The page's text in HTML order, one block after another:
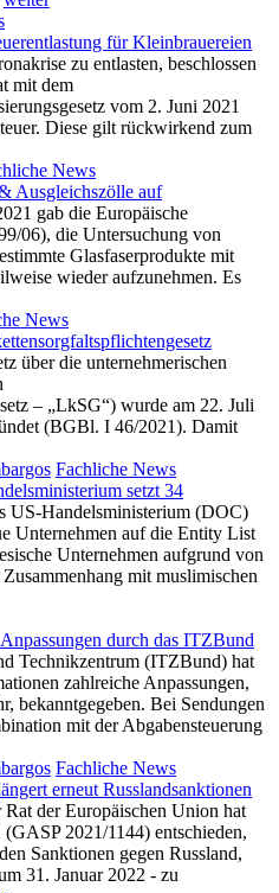
für Kleinbrauereien
zu entlasten, beschlossen
mit dem
vom 2. Juni 2021
Diese gilt rückwirkend zum
News
Ausgleichszölle auf
gab die Europäische
06), die Untersuchung von
Glasfaserprodukte mit
wieder aufzunehmen. Es
News
über die unternehmerischen
– „LkSG“) wurde am 22. Juli
(BGBl. I 46/2021). Damit
Fachliche News
setzt 34
US-Handelsministerium (DOC)
Unternehmen auf die Entity List
Unternehmen aufgrund von
mit muslimischen
durch das ITZBund
Technikzentrum (ITZBund) hat
zahlreiche Anpassungen,
bekanntgegeben. Bei Sendungen
mit der Abgabensteuerung
Fachliche News
erneut Russlandsanktionen
Rat der Europäischen Union hat
2021/1144) entschieden,
Sanktionen gegen Russland,
31. Januar 2022 - zu